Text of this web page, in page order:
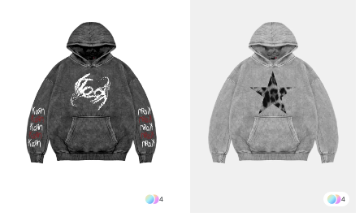
4 4